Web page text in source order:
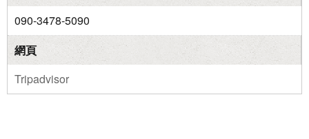
090-3478-5090
網頁
Tripadvisor